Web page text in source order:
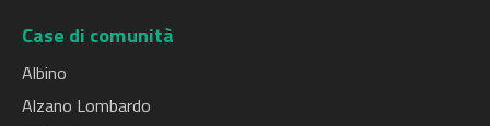
Case di comunità
Albino
Alzano Lombardo